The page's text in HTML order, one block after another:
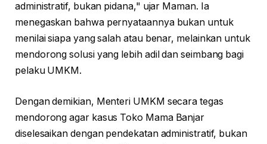
administratif, bukan pidana," ujar Maman. Ia
menegaskan bahwa pernyataannya bukan untuk
menilai siapa yang salah atau benar, melainkan untuk
mendorong solusi yang lebih adil dan seimbang bagi
pelaku UMKM.
Dengan demikian, Menteri UMKM secara tegas
mendorong agar kasus Toko Mama Banjar
diselesaikan dengan pendekatan administratif, bukan